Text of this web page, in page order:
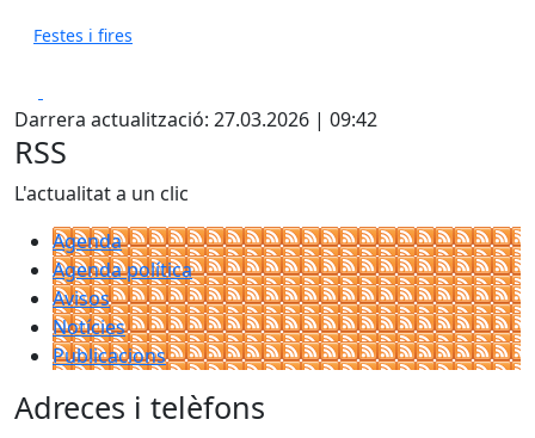
Festes i fires
Darrera actualització: 27.03.2026 | 09:42
RSS
L'actualitat a un clic
Agenda
Agenda política
Avisos
Notícies
Publicacions
Adreces i telèfons